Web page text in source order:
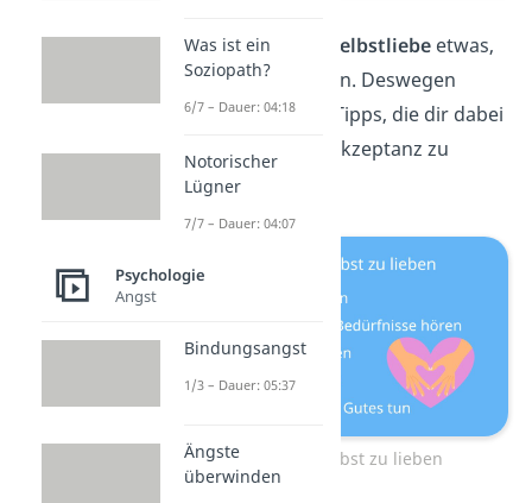
Aber zum Glück ist Selbstliebeetwas,
das jeder lernen kann. Deswegen
haben wir hier fünf Tipps, die dir dabei
helfen, mehr Selbstakzeptanz zu
entwickeln:
Lernen sich selbst zu lieben
Was ist ein
Soziopath?
6/7 – Dauer: 04:18
Notorischer
Lügner
7/7 – Dauer: 04:07
Psychologie
Angst
Bindungsangst
1/3 – Dauer: 05:37
Ängste
überwinden